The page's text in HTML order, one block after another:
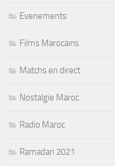
Evenements
Films Marocains
Matchs en direct
Nostalgie Maroc
Radio Maroc
Ramadan 2021